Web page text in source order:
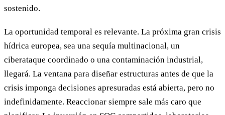
sostenido.
La oportunidad temporal es relevante. La próxima gran crisis
hídrica europea, sea una sequía multinacional, un
ciberataque coordinado o una contaminación industrial,
llegará. La ventana para diseñar estructuras antes de que la
crisis imponga decisiones apresuradas está abierta, pero no
indefinidamente. Reaccionar siempre sale más caro que